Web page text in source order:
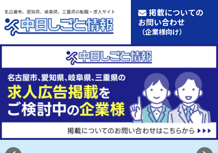
掲載についての
お問い合わせ
（企業様向け）